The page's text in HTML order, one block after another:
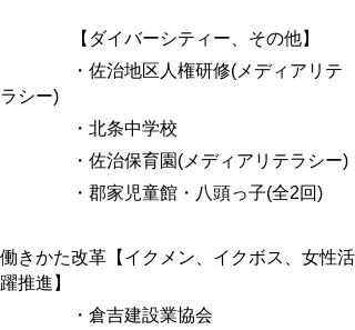
【ダイバーシティー、その他】
・佐治地区人権研修( メディアリテ
ラシー)
・北条中学校
・佐治保育園 ( メディアリテラシー)
・郡家児童館・八頭っ子(全2回)
働きかた改革【イクメン、イクボス、女性活
躍推進】
・倉吉建設業協会